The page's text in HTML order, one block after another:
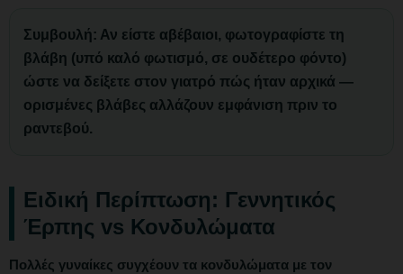
Συμβουλή: Αν είστε αβέβαιοι, φωτογραφίστε τη
βλάβη (υπό καλό φωτισμό, σε ουδέτερο φόντο)
ώστε να δείξετε στον γιατρό πώς ήταν αρχικά —
ορισμένες βλάβες αλλάζουν εμφάνιση πριν το
ραντεβού.
Ειδική Περίπτωση: Γεννητικός
Έρπης vs Κονδυλώματα
Πολλές γυναίκες συγχέουν τα κονδυλώματα με τον